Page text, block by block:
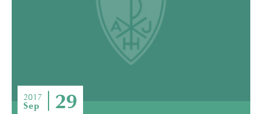
2017
Sep 29